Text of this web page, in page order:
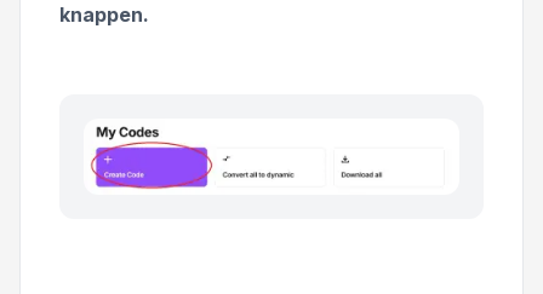
knappen.